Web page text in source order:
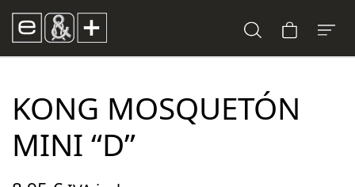
KONG MOSQUETÓN
MINI “D”